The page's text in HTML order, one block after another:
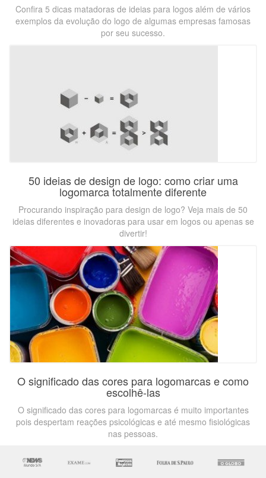
Confira 5 dicas matadoras de ideias para logos além de vários
exemplos da evolução do logo de algumas empresas famosas
por seu sucesso.
50 ideias de design de logo: como criar uma
logomarca totalmente diferente
Procurando inspiração para design de logo? Veja mais de 50
ideias diferentes e inovadoras para usar em logos ou apenas se
divertir!
O significado das cores para logomarcas e como
escolhê-las
O significado das cores para logomarcas é muito importantes
pois despertam reações psicológicas e até mesmo fisiológicas
nas pessoas.